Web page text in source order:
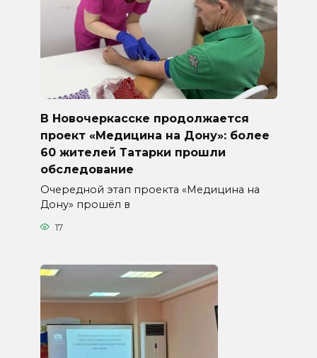
В Новочеркасске продолжается
проект «Медицина на Дону»: более
60 жителей Татарки прошли
обследование
Очередной этап проекта «Медицина на
Дону» прошёл в
17